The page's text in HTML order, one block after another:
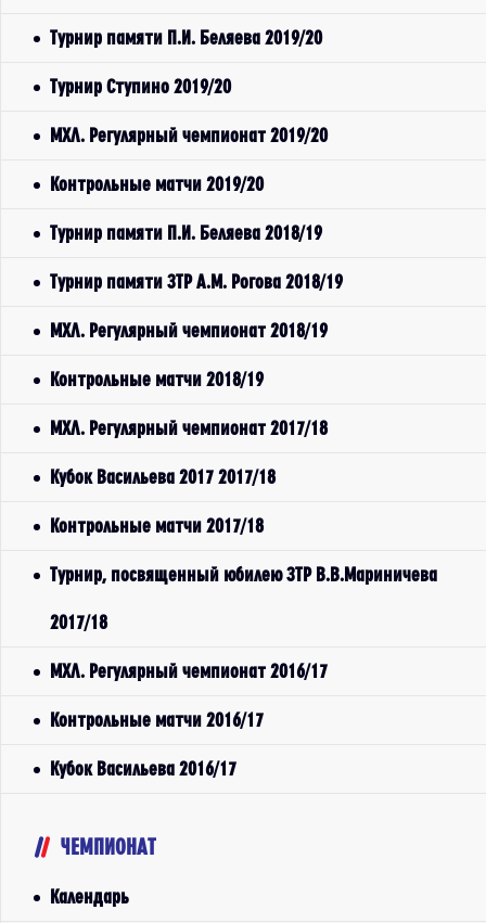
Турнир памяти П.И. Беляева 2019/20
Турнир Ступино 2019/20
МХЛ. Регулярный чемпионат 2019/20
Контрольные матчи 2019/20
Турнир памяти П.И. Беляева 2018/19
Турнир памяти ЗТР А.М. Рогова 2018/19
МХЛ. Регулярный чемпионат 2018/19
Контрольные матчи 2018/19
МХЛ. Регулярный чемпионат 2017/18
Кубок Васильева 2017 2017/18
Контрольные матчи 2017/18
Турнир, посвященный юбилею ЗТР В.В.Мариничева
2017/18
МХЛ. Регулярный чемпионат 2016/17
Контрольные матчи 2016/17
Кубок Васильева 2016/17
ЧЕМПИОНАТ
Календарь